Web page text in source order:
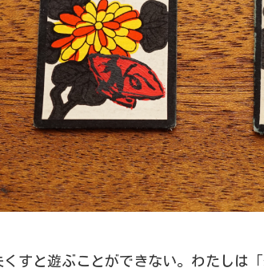
すと遊ぶことができない。わたしは「